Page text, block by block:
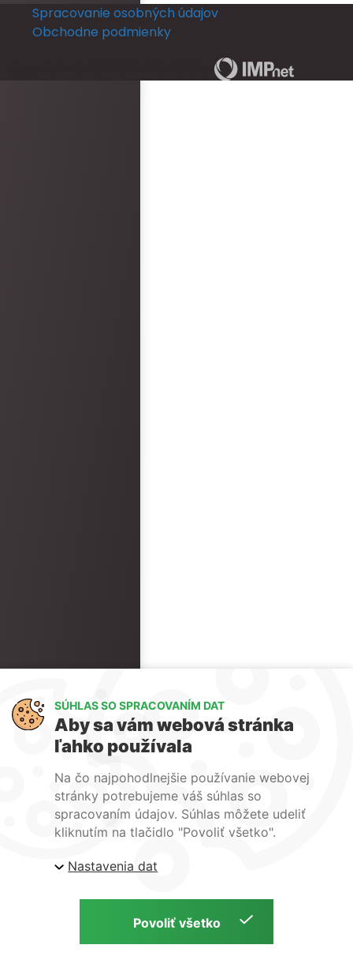
Spracovanie osobných údajov
Obchodne podmienky
Copyright © 2026 | RANCH 13 | by
SÚHLAS SO SPRACOVANÍM DAT
Aby sa vám webová stránka
ľahko používala
Na čo najpohodlnejšie používanie webovej
stránky potrebujeme váš súhlas so
spracovaním údajov. Súhlas môžete udeliť
kliknutím na tlačidlo "Povoliť všetko".
Nastavenia dat